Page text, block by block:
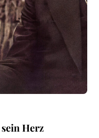
Herz